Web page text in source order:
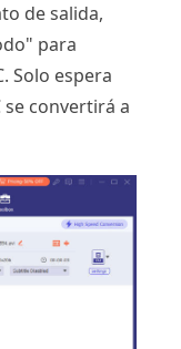
de salida,
para
Solo espera
se convertirá a